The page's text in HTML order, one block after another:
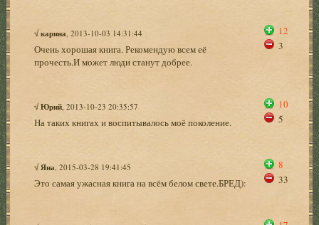
√карина , 2013-10-03 14:31:44
Очень хорошая книга. Рекомендую всем её
прочесть.И может люди станут добрее.
12
3
√Юрий , 2013-10-23 20:35:57
На таких книгах и воспитывалось моё поколение.
10
5
√ Яна , 2015-03-28 19:41:45
Это самая ужасная книга на всём белом свете.БРЕД):
8
33